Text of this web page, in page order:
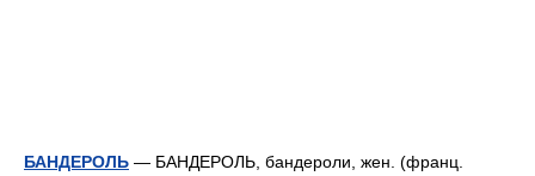
БАНДЕРОЛЬ — БАНДЕРОЛЬ, бандероли, жен. (франц.